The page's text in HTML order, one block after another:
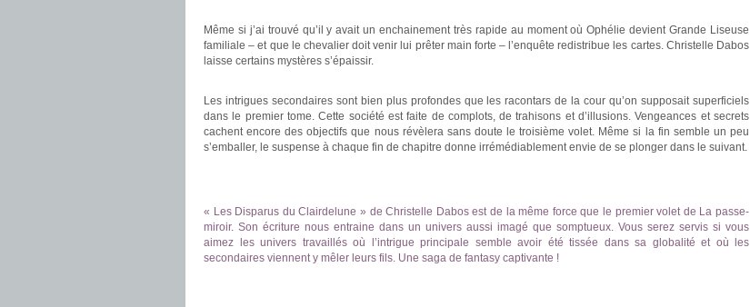
Même si j’ai trouvé qu’il y avait un enchainement très rapide au moment où Ophélie devient Grande Liseuse
familiale – et que le chevalier doit venir lui prêter main forte – l’enquête redistribue les cartes. Christelle Dabos
laisse certains mystères s’épaissir.
Les intrigues secondaires sont bien plus profondes que les racontars de la cour qu’on supposait superficiels
dans le premier tome. Cette société est faite de complots, de trahisons et d’illusions. Vengeances et secrets
cachent encore des objectifs que nous révèlera sans doute le troisième volet. Même si la fin semble un peu
s’emballer, le suspense à chaque fin de chapitre donne irrémédiablement envie de se plonger dans le suivant.
« Les Disparus du Clairdelune » de Christelle Dabos est de la même force que le premier volet de La passe-
miroir. Son écriture nous entraine dans un univers aussi imagé que somptueux. Vous serez servis si vous
aimez les univers travaillés où l’intrigue principale semble avoir été tissée dans sa globalité et où les
secondaires viennent y mêler leurs fils. Une saga de fantasy captivante !